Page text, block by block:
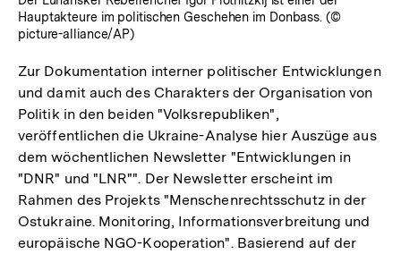
Hauptakteure im politischen Geschehen im Donbass. (©
picture-alliance/AP)
Zur Dokumentation interner politischer Entwicklungen
und damit auch des Charakters der Organisation von
Politik in den beiden "Volksrepubliken",
veröffentlichen die Ukraine-Analyse hier Auszüge aus
dem wöchentlichen Newsletter "Entwicklungen in
"DNR" und "LNR"". Der Newsletter erscheint im
Rahmen des Projekts "Menschenrechtsschutz in der
Ostukraine. Monitoring, Informationsverbreitung und
europäische NGO-Kooperation". Basierend auf der